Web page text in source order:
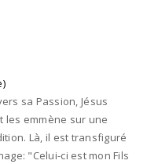
sa Passion, Jésus
les emmène sur une
Là, il est transfiguré
"Celui-ci est mon Fils